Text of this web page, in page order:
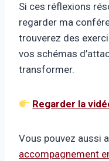
Si ces réflexions
regarder ma
trouverez des
vos schémas
transformer.
Regarder la
Vous pouvez aussi
accompagnement